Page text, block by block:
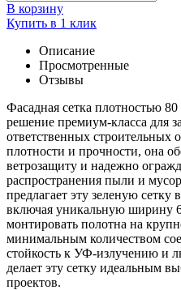
В корзину
Купить в 1 клик
Описание
Просмотренные
Отзывы
Фасадная сетка плотностью 80
решение премиум-класса для
ответственных строительных
плотности и прочности, она
ветрозащиту и надежно
распространения пыли и
предлагает эту зеленую
включая уникальную ширину
монтировать полотна на
минимальным количеством
стойкость к УФ-излучению и
делает эту сетку идеальным
проектов.